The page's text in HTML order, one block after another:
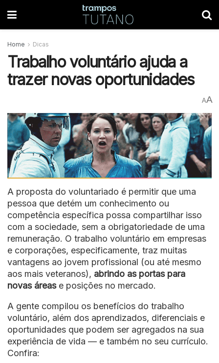
Home Dicas
Trabalho voluntário ajuda a
trazer novas oportunidades
AA
A proposta do voluntariado é permitir que uma
pessoa que detém um conhecimento ou
competência específica possa compartilhar isso
com a sociedade, sem a obrigatoriedade de uma
remuneração. O trabalho voluntário em empresas
e corporações, especificamente, traz muitas
vantagens ao jovem profissional (ou até mesmo
aos mais veteranos), abrindo as portas para
novas árease posições no mercado.
A gente compilou os benefícios do trabalho
voluntário, além dos aprendizados, diferenciais e
oportunidades que podem ser agregados na sua
experiência de vida — e também no seu currículo.
Confira: